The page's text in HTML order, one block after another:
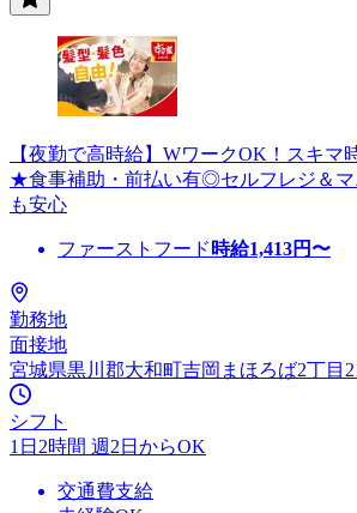
【夜勤で高時給】WワークOK！スキマ
★食事補助・前払い有◎セルフレジ＆マ
も安心
ファーストフード 時給1,413円〜
勤務地
面接地
宮城県黒川郡大和町吉岡まほろば2丁目
シフト
1日2時間 週2日からOK
交通費支給